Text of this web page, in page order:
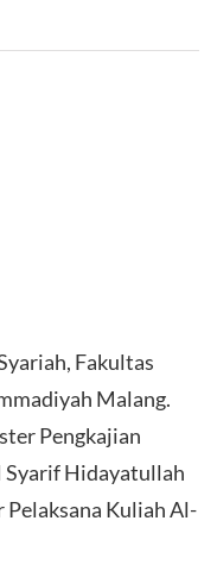
Fakultas
Malang.
Pengkajian
Syarif Hidayatullah
Pelaksana Kuliah Al-